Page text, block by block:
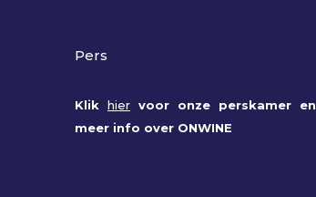
Pers
Klik hier voor onze perskamer en
meer info over ONWINE